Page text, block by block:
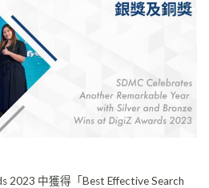
2023 中獲得「Best Effective Search